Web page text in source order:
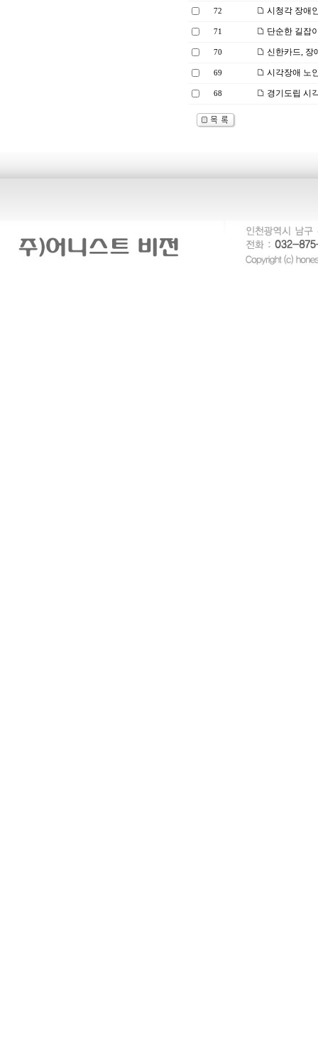
72 시청각 장애
71 단순한 길잡
70 신한카드, 장
69 시각장애 노
68 경기도립 시